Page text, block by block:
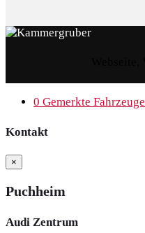
0 Gemerkte Fahrzeuge
Kontakt
×
Puchheim
Audi Zentrum